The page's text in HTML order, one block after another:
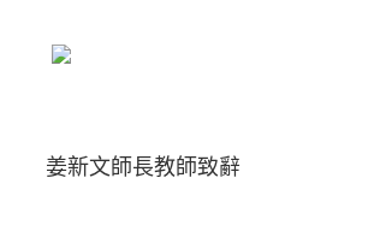
姜新文師長教師致辭